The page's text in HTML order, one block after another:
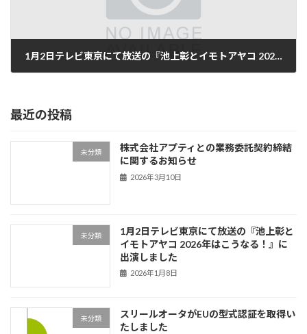
1月2日テレビ東京にて放送の『池上彰とイモトアヤコ 2026年はこうなる！』に出演しました
最近の投稿
未分類
株式会社アプティとの業務委託契約締結
に関するお知らせ
2026年3月10日
未分類
1月2日テレビ東京にて放送の『池上彰と
イモトアヤコ 2026年はこうなる！』に
出演しました
2026年1月8日
未分類
スリールオータがEUの型式認証を取得い
たしました